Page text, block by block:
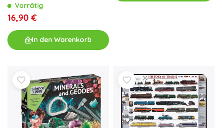
Vorrätig
16,90 €
In den Warenkorb